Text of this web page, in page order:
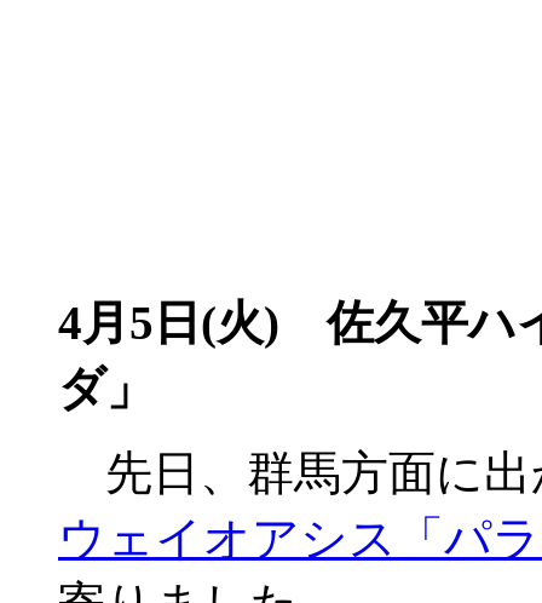
4月5日(火) 佐久平ハ
ダ」
先日、群馬方面に
ウェイオアシス「パ